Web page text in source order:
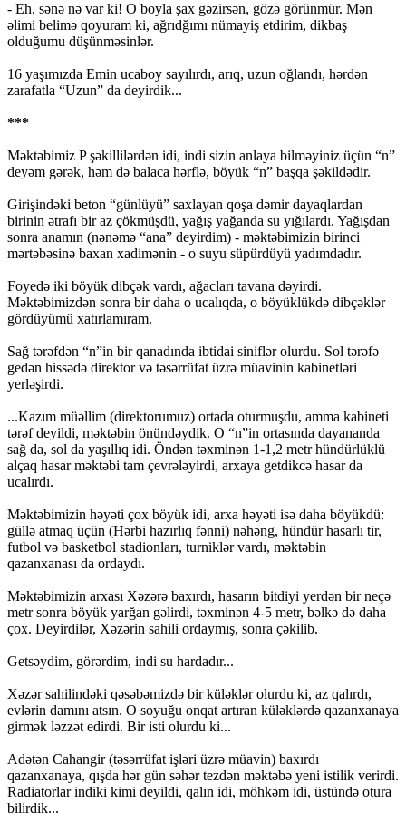
- Eh, sənə nə var ki! O boyla şax gəzirsən, gözə görünmür. Mən
əlimi belimə qoyuram ki, ağrıdğımı nümayiş etdirim, dikbaş
olduğumu düşünməsinlər.
16 yaşımızda Emin ucaboy sayılırdı, arıq, uzun oğlandı, hərdən
zarafatla “Uzun” da deyirdik...
***
Məktəbimiz P şəkillilərdən idi, indi sizin anlaya bilməyiniz üçün “n”
deyəm gərək, həm də balaca hərflə, böyük “n” başqa şəkildədir.
Girişindəki beton “günlüyü” saxlayan qoşa dəmir dayaqlardan
birinin ətrafı bir az çökmüşdü, yağış yağanda su yığılardı. Yağışdan
sonra anamın (nənəmə “ana” deyirdim) - məktəbimizin birinci
mərtəbəsinə baxan xadimənin - o suyu süpürdüyü yadımdadır.
Foyedə iki böyük dibçək vardı, ağacları tavana dəyirdi.
Məktəbimizdən sonra bir daha o ucalıqda, o böyüklükdə dibçəklər
gördüyümü xatırlamıram.
Sağ tərəfdən “n”in bir qanadında ibtidai siniflər olurdu. Sol tərəfə
gedən hissədə direktor və təsərrüfat üzrə müavinin kabinetləri
yerləşirdi.
...Kazım müəllim (direktorumuz) ortada oturmuşdu, amma kabineti
tərəf deyildi, məktəbin önündəydik. O “n”in ortasında dayananda
sağ da, sol da yaşıllıq idi. Öndən təxminən 1-1,2 metr hündürlüklü
alçaq hasar məktəbi tam çevrələyirdi, arxaya getdikcə hasar da
ucalırdı.
Məktəbimizin həyəti çox böyük idi, arxa həyəti isə daha böyükdü:
güllə atmaq üçün (Hərbi hazırlıq fənni) nəhəng, hündür hasarlı tir,
futbol və basketbol stadionları, turniklər vardı, məktəbin
qazanxanası da ordaydı.
Məktəbimizin arxası Xəzərə baxırdı, hasarın bitdiyi yerdən bir neçə
metr sonra böyük yarğan gəlirdi, təxminən 4-5 metr, bəlkə də daha
çox. Deyirdilər, Xəzərin sahili ordaymış, sonra çəkilib.
Getsəydim, görərdim, indi su hardadır...
Xəzər sahilindəki qəsəbəmizdə bir küləklər olurdu ki, az qalırdı,
evlərin damını atsın. O soyuğu onqat artıran küləklərdə qazanxanaya
girmək ləzzət edirdi. Bir isti olurdu ki...
Adətən Cahangir (təsərrüfat işləri üzrə müavin) baxırdı
qazanxanaya, qışda hər gün səhər tezdən məktəbə yeni istilik verirdi.
Radiatorlar indiki kimi deyildi, qalın idi, möhkəm idi, üstündə otura
bilirdik...